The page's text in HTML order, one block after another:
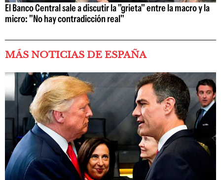
El Banco Central sale a discutir la "grieta" entre la macro y la
micro: "No hay contradicción real"
MÁS NOTICIAS DE ESPAÑA